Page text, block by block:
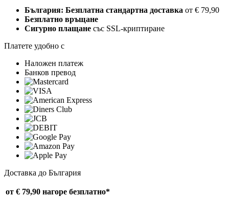
България: Безплатна стандартна доставка от € 79,90
Безплатно връщане
Сигурно плащане със SSL-криптиране
Платете удобно с
Наложен платеж
Банков превод
Доставка до България
от € 79,90 нагоре безплатно*